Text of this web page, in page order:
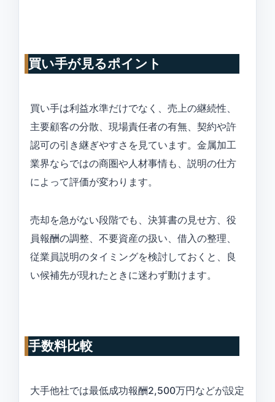
買い手が見るポイント
買い手は利益水準だけでなく、売上の継続性、
主要顧客の分散、現場責任者の有無、契約や許
認可の引き継ぎやすさを見ています。金属加工
業界ならではの商圏や人材事情も、説明の仕方
によって評価が変わります。
売却を急がない段階でも、決算書の見せ方、役
員報酬の調整、不要資産の扱い、借入の整理、
従業員説明のタイミングを検討しておくと、良
い候補先が現れたときに迷わず動けます。
手数料比較
大手他社では最低成功報酬2,500万円などが設定